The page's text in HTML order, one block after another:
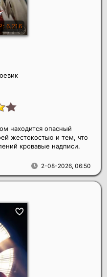
2-08-2026, 06:50
находится опасный
жестокостью и тем, что
кровавые надписи.